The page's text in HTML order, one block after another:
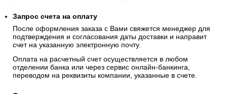
Запрос счета на оплату
После оформления заказа с Вами свяжется менеджер для
подтверждения и согласования даты доставки и направит
счет на указанную электронную почту.
Оплата на расчетный счет осуществляется в любом
отделении банка или через сервис онлайн-банкинга,
переводом на реквизиты компании, указанные в счете.